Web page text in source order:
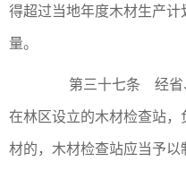
得超过当地年度木材生产
量。
第三十七条 经省
在林区设立的木材检查站
材的，木材检查站应当予